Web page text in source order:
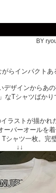
BY
らインパクトあ
ザインからあ
なTシャツばかり
イラストが描かれ
バーオールを
Tシャツ一枚。完
↓↓